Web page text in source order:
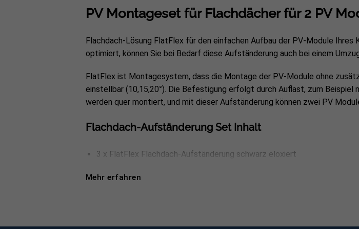
PV Montageset für Flachdächer für 2 PV
Flachdach-Lösung FlatFlex für den einfachen Aufbau der PV-Module
optimiert, können Sie bei Bedarf diese Aufständerung auch bei einem
FlatFlex ist Montagesystem, dass die Montage der PV-Module ohne
einstellbar (10,15,20°). Die Befestigung erfolgt durch Auflast, zum
werden quer montiert, und mit dieser Aufständerung können zwei PV
Flachdach-Aufständerung Set Inhalt
3 x FlatFlex Flachdach-Aufständerung schwarz eloxiert
3 x FlatFlex Bautenschutz 110×110 mm, je 3 Stück
2 x Mittelklemme schwarz
Mehr erfahren